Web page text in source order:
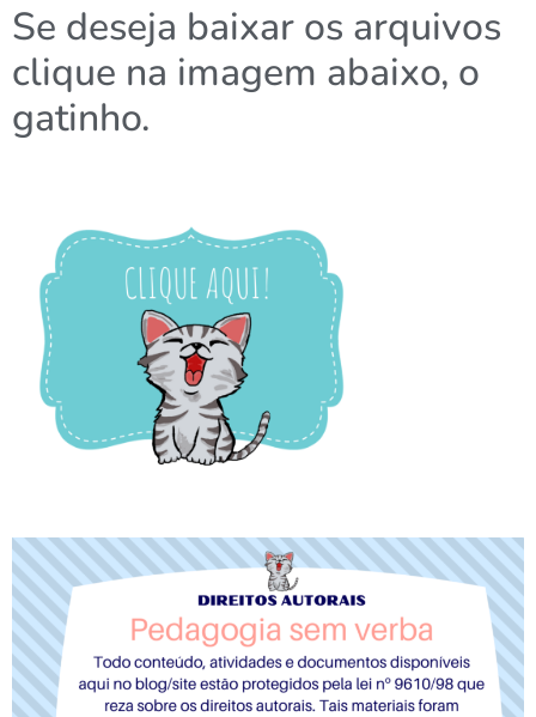
Se deseja baixar os arquivos
clique na imagem abaixo, o
gatinho.